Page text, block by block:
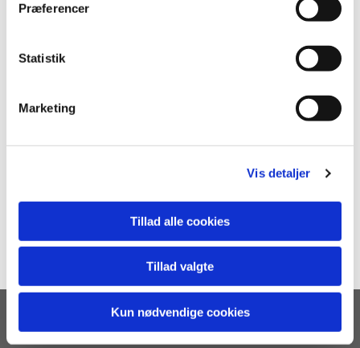
Præferencer
Statistik
Marketing
Vis detaljer
Tillad alle cookies
Tillad valgte
Kun nødvendige cookies
Kontakt